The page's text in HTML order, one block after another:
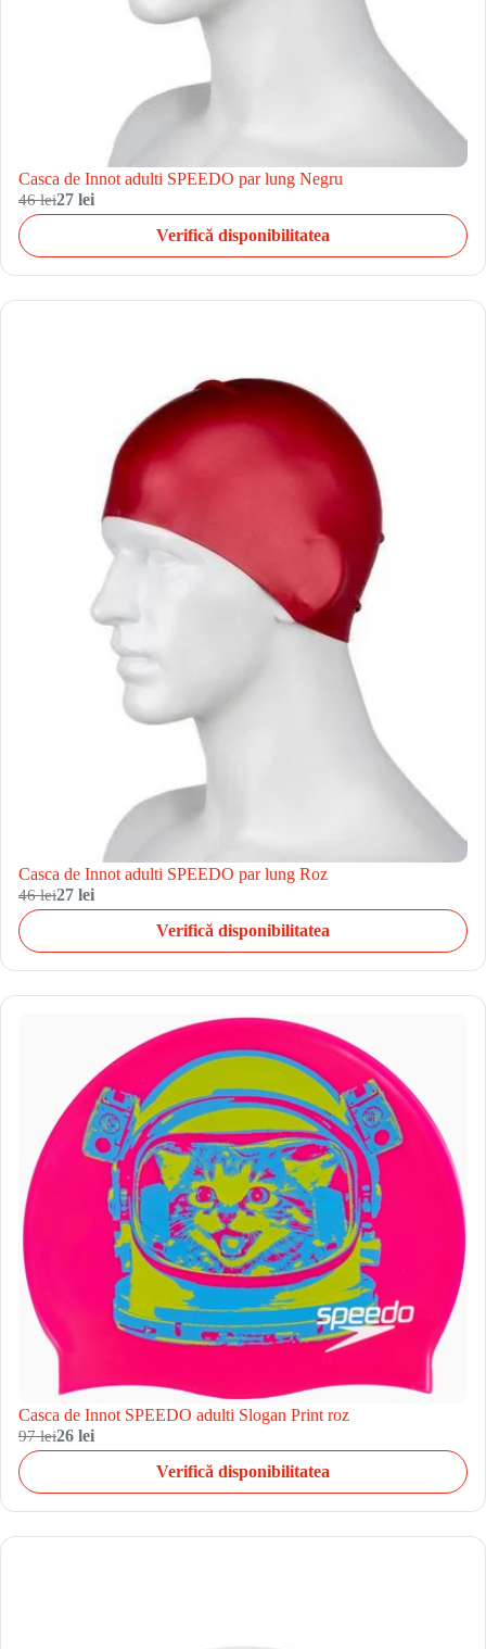
Casca de Innot adulti SPEEDO par lung Negru
46 lei27 lei
Verifică disponibilitatea
Casca de Innot adulti SPEEDO par lung Roz
46 lei27 lei
Verifică disponibilitatea
Casca de Innot SPEEDO adulti Slogan Print roz
97 lei26 lei
Verifică disponibilitatea